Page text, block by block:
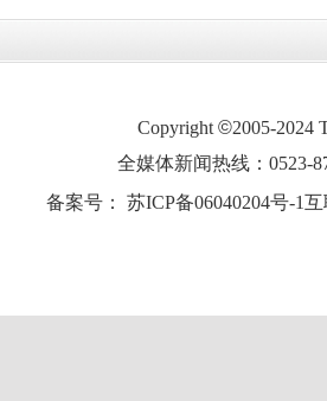
Copyright ©2005-2024
全媒体新闻热线：0523-
备案号： 苏ICP备06040204号-1互